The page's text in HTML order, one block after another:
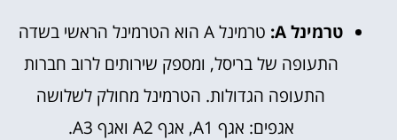
טרמינל A:
טרמינל A הוא הטרמינל הראשי בשדה
התעופה של בריסל, ומספק שירותים לרוב חברות
התעופה הגדולות. הטרמינל מחולק לשלושה
אגפים: אגף A1, אגף A2 ואגף A3.